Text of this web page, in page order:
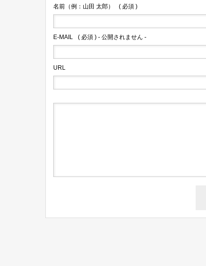
名前（例：山田 太郎） ( 必須 )
E-MAIL ( 必須 ) - 公開されません -
URL